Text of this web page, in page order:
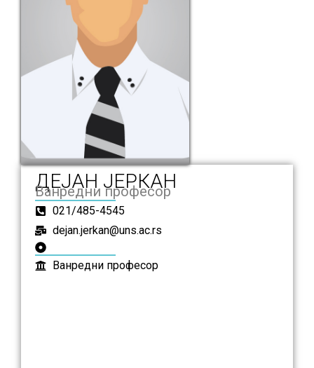
ДЕЈАН ЈЕРКАН
Ванредни професор
021/485-4545
dejan.jerkan@uns.ac.rs
Ванредни професор